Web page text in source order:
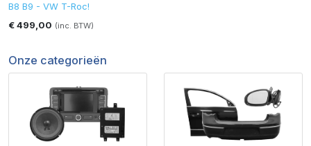
B8 B9 - VW T-Roc!
€ 499,00 (inc. BTW)
Onze categorieën